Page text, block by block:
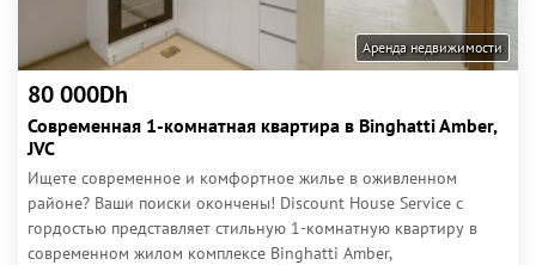
Аренда недвижимости
80 000Dh
Современная 1-комнатная квартира в Binghatti Amber,
JVC
Ищете современное и комфортное жилье в оживленном
районе? Ваши поиски окончены! Discount House Service с
гордостью представляет стильную 1-комнатную квартиру в
современном жилом комплексе Binghatti Amber,